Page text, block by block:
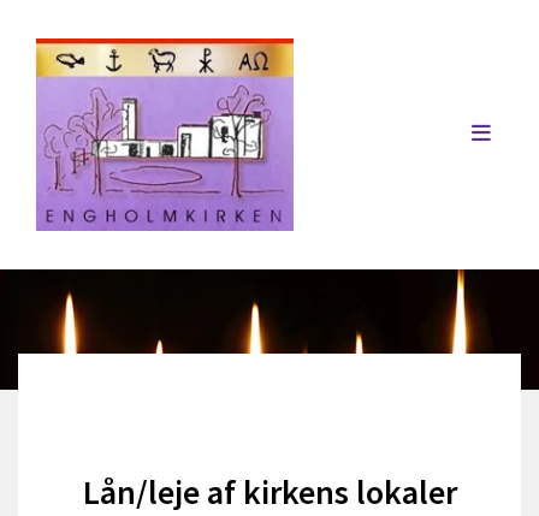
Lån/leje af kirkens lokaler